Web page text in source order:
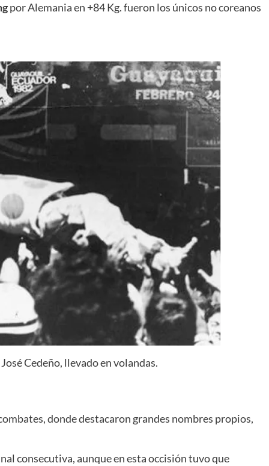
por Alemania en +84 Kg. fueron los únicos no coreanos
Cedeño, llevado en volandas.
donde destacaron grandes nombres propios,
consecutiva, aunque en esta occisión tuvo que